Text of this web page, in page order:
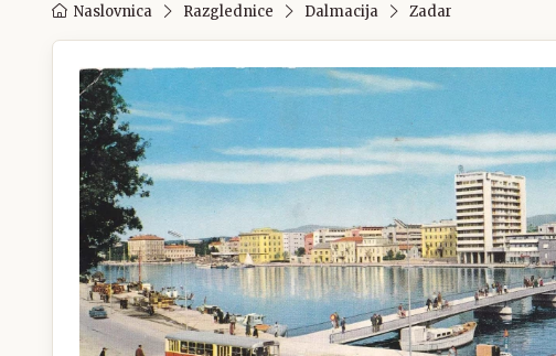
Naslovnica Razglednice Dalmacija Zadar